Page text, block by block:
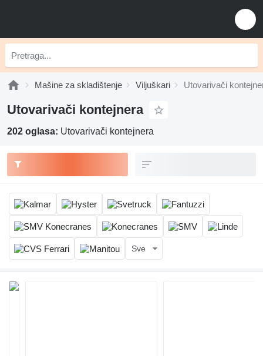
Mašine za skladištenje Viljuškari Utovarivači
Utovarivači kontejnera
202 oglasa: Utovarivači kontejnera
Sve